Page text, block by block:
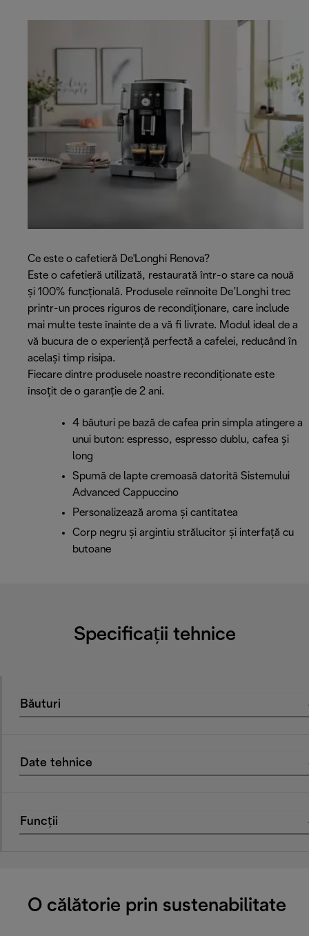
Ce este o cafetieră De'Longhi Renova?
Este o cafetieră utilizată, restaurată într-o stare ca nouă
și 100% funcțională. Produsele reînnoite De’Longhi trec
printr-un proces riguros de recondiționare, care include
mai multe teste înainte de a vă fi livrate. Modul ideal de a
vă bucura de o experiență perfectă a cafelei, reducând în
același timp risipa.
Fiecare dintre produsele noastre recondiționate este
însoțit de o garanție de 2 ani.
4 băuturi pe bază de cafea prin simpla atingere a
unui buton: espresso, espresso dublu, cafea și
long
Spumă de lapte cremoasă datorită Sistemului
Advanced Cappuccino
Personalizează aroma și cantitatea
Corp negru și argintiu strălucitor și interfață cu
butoane
Specificații tehnice
Băuturi
Date tehnice
Funcții
O călătorie prin sustenabilitate